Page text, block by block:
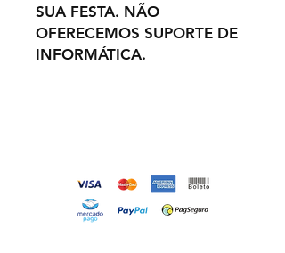
SUA FESTA. NÃO
OFERECEMOS SUPORTE DE
INFORMÁTICA.